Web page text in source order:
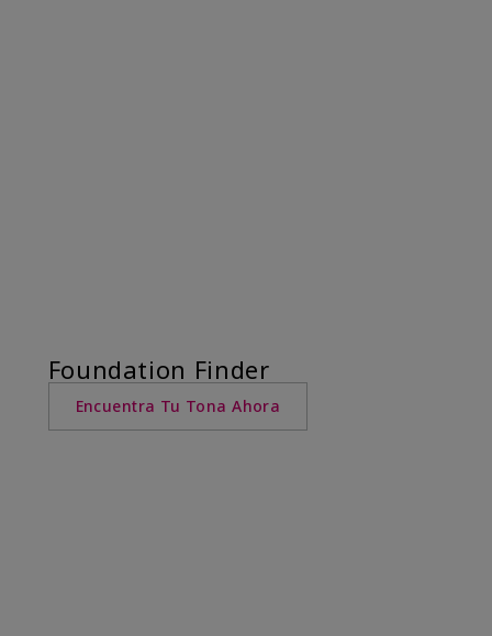
Foundation Finder
Encuentra Tu Tona Ahora